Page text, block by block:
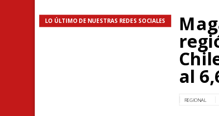
LO ÚLTIMO DE NUESTRAS REDES SOCIALES
al
REGIONAL